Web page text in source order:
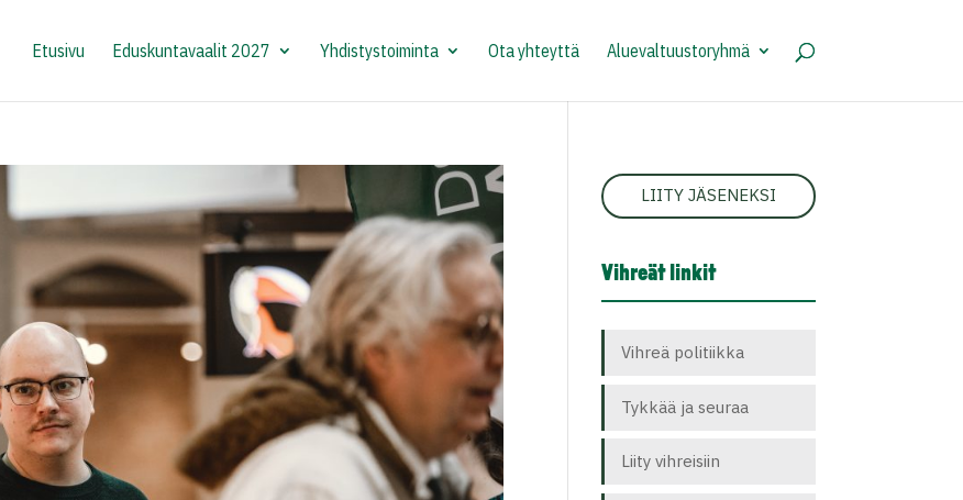
Etusivu Eduskuntavaalit 2027 Yhdistystoiminta Ota yhteyttä Aluevaltuustoryhmä
LIITY JÄSENEKSI
Vihreät linkit
Vihreä politiikka
Tykkää ja seuraa
Liity vihreisiin